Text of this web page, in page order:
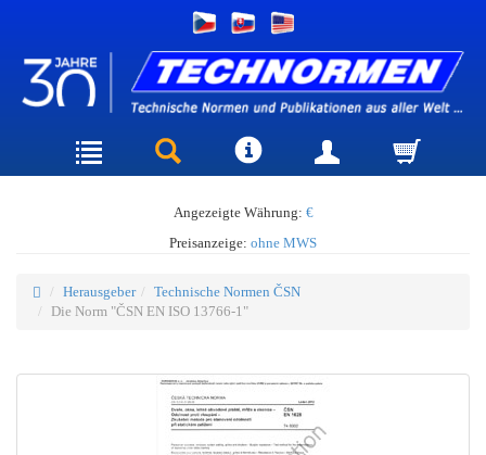
Angezeigte Währung: €
Preisanzeige: ohne MWS
Herausgeber
Technische Normen ČSN
Die Norm "ČSN EN ISO 13766-1"